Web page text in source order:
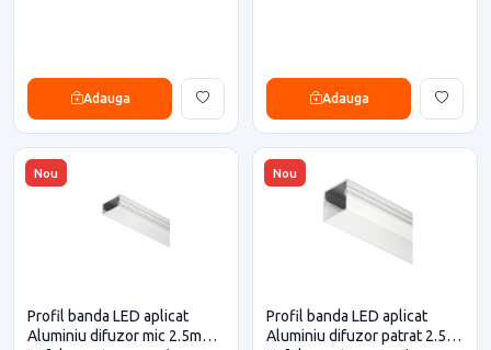
Adauga Adauga
Nou
Profil banda LED aplicat
Aluminiu difuzor mic 2.5m
Nou
Profil banda LED aplicat
Aluminiu difuzor patrat 2.5m